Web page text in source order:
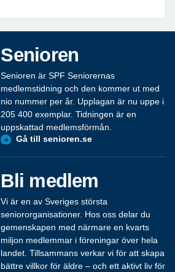
Senioren
Senioren är SPF Seniorernas
medlemstidning och den kommer ut med
nio nummer per år. Upplagan är nu uppe i
205 400 exemplar. Tidningen är en
uppskattad medlemsförmån.
Gå till senioren.se
Bli medlem
Vi är en av Sveriges största
seniororganisationer. Hos oss delar du
gemenskapen med närmare en kvarts
miljon medlemmar i föreningar över hela
landet. Tillsammans verkar vi för att skapa
bättre villkor för äldre – och ett aktivt liv för